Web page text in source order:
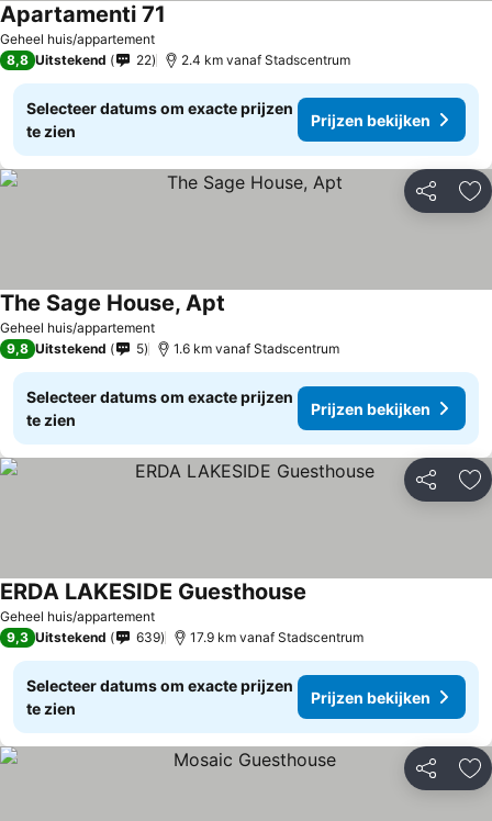
Geheel huis/appartement
Apartamenti 71
8,8 Uitstekend 22 2.4 km vanaf Stadscentrum
Selecteer datums om exacte prijzen
te zien
Prijzen bekijken
Delen
Geheel huis/appartement
The Sage House, Apt
9,8 Uitstekend 5 1.6 km vanaf Stadscentrum
Selecteer datums om exacte prijzen
te zien
Prijzen bekijken
Delen
Geheel huis/appartement
ERDA LAKESIDE Guesthouse
9,3 Uitstekend 639 17.9 km vanaf Stadscentrum
Selecteer datums om exacte prijzen
te zien
Prijzen bekijken
Delen